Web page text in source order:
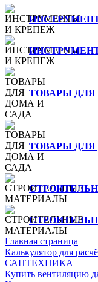
ТОВАРЫ ДЛЯ
ТОВАРЫ ДЛЯ
Главная страница
Калькулятор для
САНТЕХНИКА
Купить вентиляцию